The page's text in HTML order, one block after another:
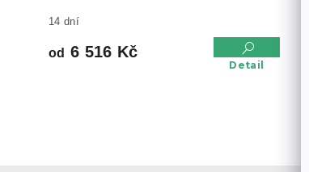
14 dní
od 6 516 Kč
Detail